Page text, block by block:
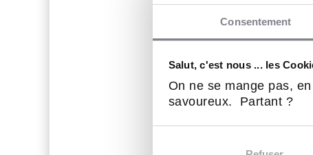
Consentement
Salut, c'est nous ... les
On ne se mange pas,
savoureux. Partant ?
S’engager
hasard.
prendre du
La franchise
elle